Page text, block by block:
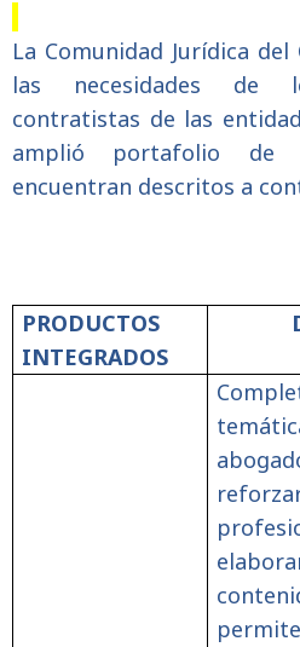
La Comunidad Jurídica
las necesidades de
contratistas de las
amplió portafolio de
encuentran descritos a
PRODUCTOS
INTEGRADOS